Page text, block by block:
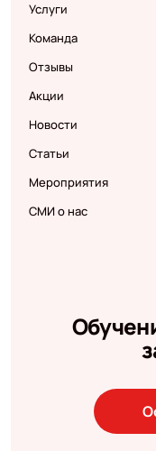
Услуги
Команда
Отзывы
Акции
Новости
Статьи
Мероприятия
СМИ о нас